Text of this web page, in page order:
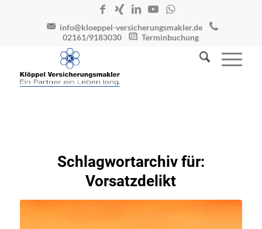
info@kloeppel-versicherungsmakler.de
02161/9183030
Terminbuchung
Schlagwortarchiv für:
Vorsatzdelikt